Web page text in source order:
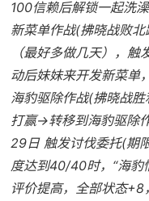
100信赖后解锁一起洗
新菜单作战(拂晓战败
（最好多做几天），触
动后妹妹来开发新菜单
海豹驱除作战(拂晓战
打赢→转移到海豹驱除
29日 触发讨伐委托(期
度达到40/40时，“海
评价提高，全部状态